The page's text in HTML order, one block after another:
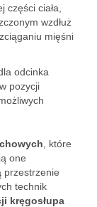
ciała,
wzdłuż
mięśni
odcinka
pozycji
, które
one
przestrzenie
technik
kręgosłupa